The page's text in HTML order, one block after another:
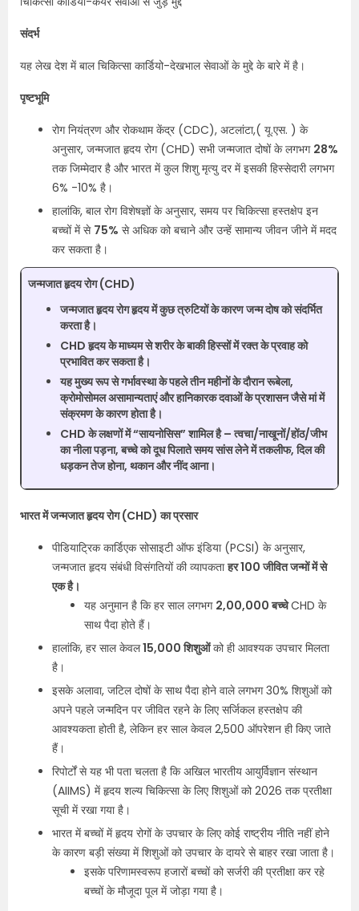
संदर्भ
यह लेख देश में बाल चिकित्सा कार्डियो-देखभाल सेवाओं के मुद्दे के बारे में है।
पृष्टभूमि
रोग नियंत्रण और रोकथाम केंद्र (CDC), अटलांटा,( यू.एस. ) के
अनुसार, जन्मजात हृदय रोग (CHD) सभी जन्मजात दोषों के लगभग 28%
तक जिम्मेदार है और भारत में कुल शिशु मृत्यु दर में इसकी हिस्सेदारी लगभग
6% -10% है।
हालांकि, बाल रोग विशेषज्ञों के अनुसार, समय पर चिकित्सा हस्तक्षेप इन
बच्चों में से 75% से अधिक को बचाने और उन्हें सामान्य जीवन जीने में मदद
कर सकता है।
जन्मजात हृदय रोग (CHD)
जन्मजात हृदय रोग हृदय में कुछ त्रुटियों के कारण जन्म दोष को संदर्भित
करता है।
CHD हृदय के माध्यम से शरीर के बाकी हिस्सों में रक्त के प्रवाह को
प्रभावित कर सकता है।
यह मुख्य रूप से गर्भावस्था के पहले तीन महीनों के दौरान रूबेला,
क्रोमोसोमल असामान्यताएं और हानिकारक दवाओं के प्रशासन जैसे मां में
संक्रमण के कारण होता है।
CHD के लक्षणों में “सायनोसिस” शामिल है – त्वचा/नाखूनों/होंठ/जीभ
का नीला पड़ना, बच्चे को दूध पिलाते समय सांस लेने में तकलीफ, दिल की
धड़कन तेज होना, थकान और नींद आना।
भारत में जन्मजात हृदय रोग (CHD) का प्रसार
पीडियाट्रिक कार्डिएक सोसाइटी ऑफ इंडिया (PCSI) के अनुसार,
जन्मजात हृदय संबंधी विसंगतियों की व्यापकताहर 100 जीवित जन्मों में से
एक है।
यह अनुमान है कि हर साल लगभग 2,00,000 बच्चेCHD के
साथ पैदा होते हैं।
हालांकि, हर साल केवल15,000 शिशुओंको ही आवश्यक उपचार मिलता
है।
इसके अलावा, जटिल दोषों के साथ पैदा होने वाले लगभग 30% शिशुओं को
अपने पहले जन्मदिन पर जीवित रहने के लिए सर्जिकल हस्तक्षेप की
आवश्यकता होती है, लेकिन हर साल केवल 2,500 ऑपरेशन ही किए जाते
हैं।
रिपोर्टों से यह भी पता चलता है कि अखिल भारतीय आयुर्विज्ञान संस्थान
(AIIMS) में हृदय शल्य चिकित्सा के लिए शिशुओं को 2026 तक प्रतीक्षा
सूची में रखा गया है।
भारत में बच्चों में हृदय रोगों के उपचार के लिए कोई राष्ट्रीय नीति नहीं होने
के कारण बड़ी संख्या में शिशुओं को उपचार के दायरे से बाहर रखा जाता है।
इसके परिणामस्वरूप हजारों बच्चों को सर्जरी की प्रतीक्षा कर रहे
बच्चों के मौजूदा पूल में जोड़ा गया है।